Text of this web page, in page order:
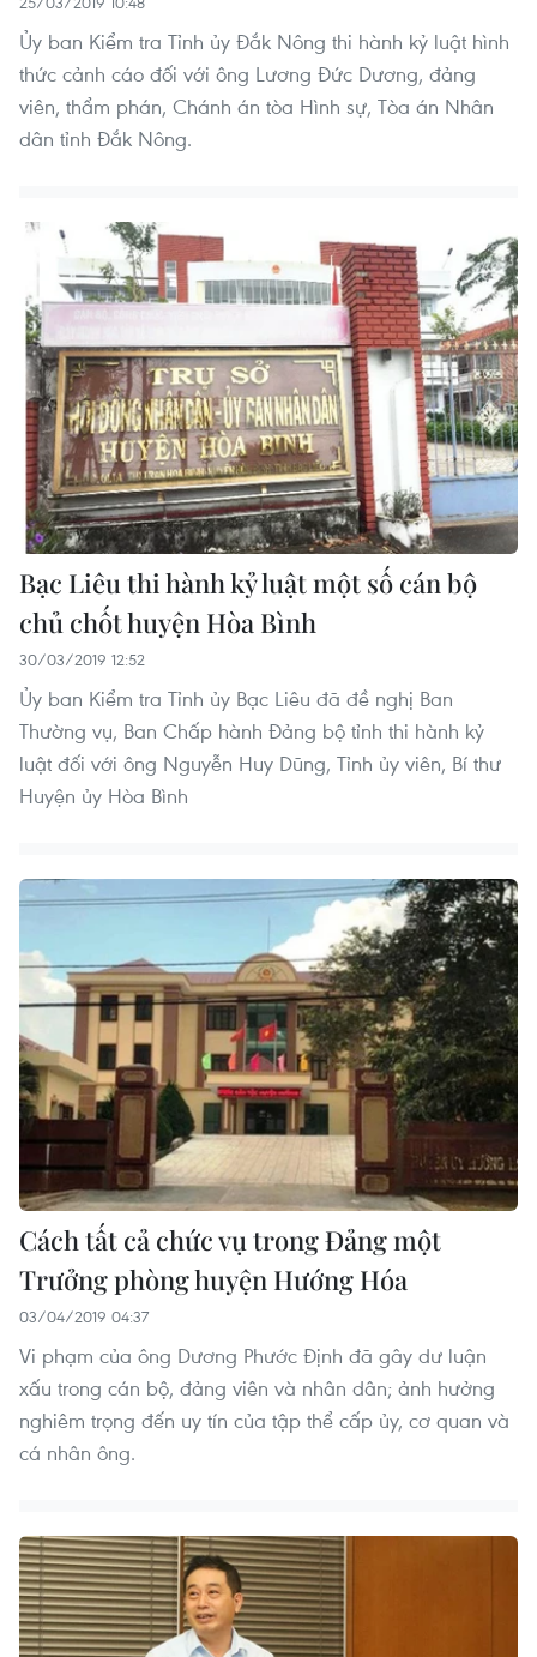
Ủy ban Kiểm tra Tỉnh ủy Đắk Nông thi hành kỷ luật hình
thức cảnh cáo đối với ông Lương Đức Dương, đảng
viên, thẩm phán, Chánh án tòa Hình sự, Tòa án Nhân
dân tỉnh Đắk Nông.
Bạc Liêu thi hành kỷ luật một số cán bộ
chủ chốt huyện Hòa Bình
30/03/2019 12:52
Ủy ban Kiểm tra Tỉnh ủy Bạc Liêu đã đề nghị Ban
Thường vụ, Ban Chấp hành Đảng bộ tỉnh thi hành kỷ
luật đối với ông Nguyễn Huy Dũng, Tỉnh ủy viên, Bí thư
Huyện ủy Hòa Bình
Cách tất cả chức vụ trong Đảng một
Trưởng phòng huyện Hướng Hóa
03/04/2019 04:37
Vi phạm của ông Dương Phước Định đã gây dư luận
xấu trong cán bộ, đảng viên và nhân dân; ảnh hưởng
nghiêm trọng đến uy tín của tập thể cấp ủy, cơ quan và
cá nhân ông.